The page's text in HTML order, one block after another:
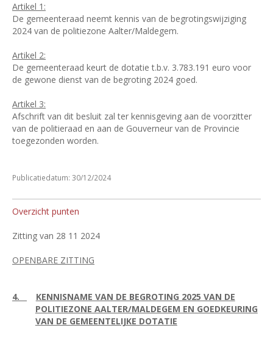
Artikel 1:
De gemeenteraad neemt kennis van de begrotingswijziging
2024 van de politiezone Aalter/Maldegem.
Artikel 2:
De gemeenteraad keurt de dotatie t.b.v. 3.783.191 euro voor
de gewone dienst van de begroting 2024 goed.
Artikel 3:
Afschrift van dit besluit zal ter kennisgeving aan de voorzitter
van de politieraad en aan de Gouverneur van de Provincie
toegezonden worden.
Publicatiedatum: 30/12/2024
Overzicht punten
Zitting van 28 11 2024
OPENBARE ZITTING
4.
KENNISNAME VAN DE BEGROTING 2025 VAN DE
POLITIEZONE AALTER/MALDEGEM EN GOEDKEURING
VAN DE GEMEENTELIJKE DOTATIE